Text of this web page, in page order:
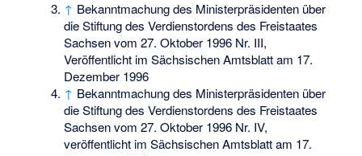
↑ Bekanntmachung des Ministerpräsidenten über
die Stiftung des Verdienstordens des Freistaates
Sachsen vom 27. Oktober 1996 Nr. III,
Veröffentlicht im Sächsischen Amtsblatt am 17.
Dezember 1996
↑ Bekanntmachung des Ministerpräsidenten über
die Stiftung des Verdienstordens des Freistaates
Sachsen vom 27. Oktober 1996 Nr. IV,
veröffentlicht im Sächsischen Amtsblatt am 17.